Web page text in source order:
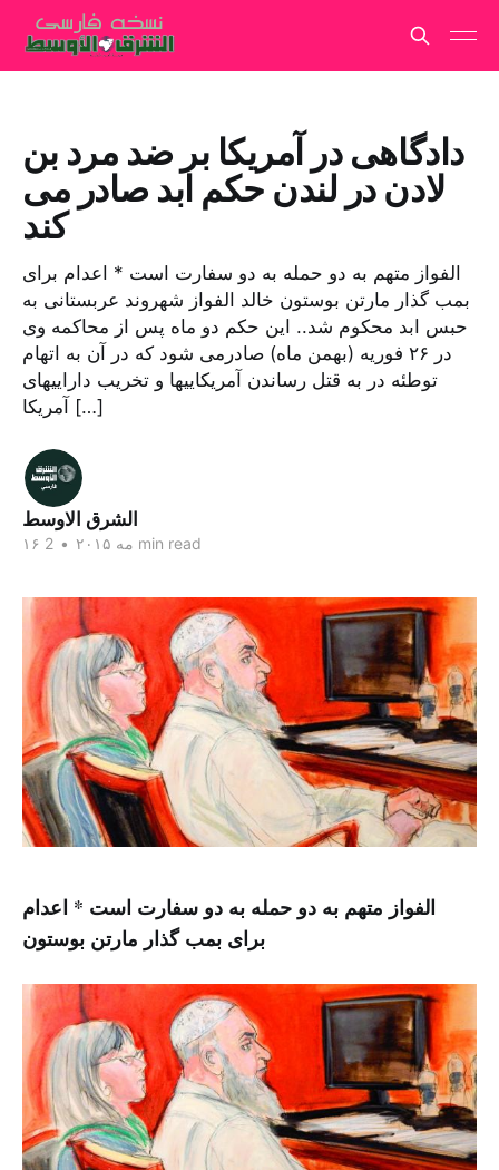
دادگاهی در آمریکا بر ضد مرد بن
لادن در لندن حکم ابد صادر می
کند
الفواز متهم به دو حمله به دو سفارت است * اعدام برای
بمب گذار مارتن بوستون خالد الفواز شهروند عربستانی به
حبس ابد محکوم شد.. این حکم دو ماه پس از محاکمه وی
در ۲۶ فوریه (بهمن ماه) صادرمی شود که در آن به اتهام
توطئه در به قتل رساندن آمریکاییها و تخریب داراییهای
آمریکا […]
الشرق الاوسط
۱۶ مه ۲۰۱۵ • 2 min read
الفواز متهم به دو حمله به دو سفارت است * اعدام
برای بمب گذار مارتن بوستون